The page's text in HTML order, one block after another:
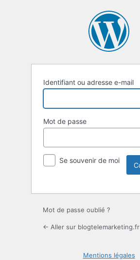
Identifiant ou adresse e-mail
Mot de passe
Se souvenir de moi
Mot de passe oublié ?
← Aller sur blogtelemarketing.fr
Mentions légales